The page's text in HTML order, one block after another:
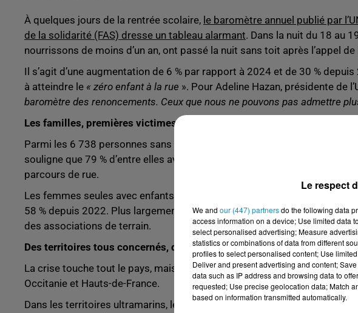
À quelques jours de la rentrée scolaire, le baromètre annuel publié par
de la solidarité (FAS) dresse un tableau alarmant. Dans la nuit du 18 au
nourrissons de moins d’un an, ont passé la nuit sans toit après l’appel
Il s’agit d’une augmentation de 6 % par rapport à 2024 et de 30 %
à atteindre le « zéro enfant à la rue ». Pour Adeline Hazan, présidente de
baromètre des renoncements. Ceux que nous ne pouvons pas admettre
Les familles, premières victimes
Parmi les 6 738 personnes sans solution recensées, 60 % étaient des
souligne que 79 % d’entre elles avaient déjà dormi dehors la veille de leur
parcours de rue.
Les femmes seules avec enfants sont particulièrement touchées : 1 407
58 % depuis 2022. Plus largement, le nombre de femmes sans abri
des associations de terrain.
Des territoires tous concernés, des Outre-mer en alerte
La crise touche tout le pays, mais certaines régions sont en première
Occitanie et Hauts-de-France.
Dans les territoires ultramarins, le constat est encore plus inquiétant :
Le respect
We and our (447) partnersdo the following data
access information on a device; Use limited data
select personalised advertising; Measure
statistics or combinations of data from different
profiles to select personalised content; Use
Deliver and present advertising and content;
data such as IP address and browsing data to
requested; Use precise geolocation data; Match
based on information transmitted automatically.